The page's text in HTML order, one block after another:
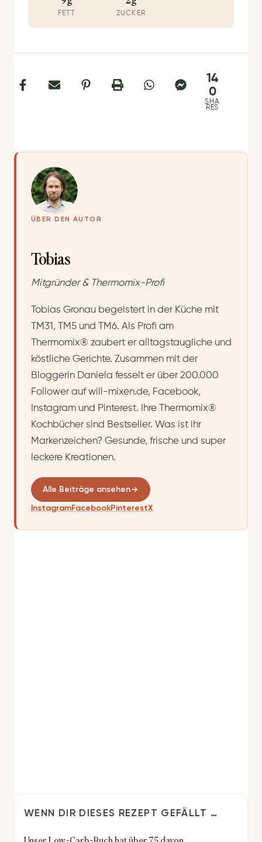
FETT ZUCKER
14
0
SHA
RES
ÜBER DEN AUTOR
Tobias
Mitgründer & Thermomix-Profi
Tobias Gronau begeistert in der Küche mit
TM31, TM5 und TM6. Als Profi am
Thermomix® zaubert er alltagstaugliche und
köstliche Gerichte. Zusammen mit der
Bloggerin Daniela fesselt er über 200.000
Follower auf will-mixen.de, Facebook,
Instagram und Pinterest. Ihre Thermomix®
Kochbücher sind Bestseller. Was ist ihr
Markenzeichen? Gesunde, frische und super
leckere Kreationen.
Alle Beiträge ansehen
InstagramFacebookPinterestX
WENN DIR DIESES REZEPT GEFÄLLT …